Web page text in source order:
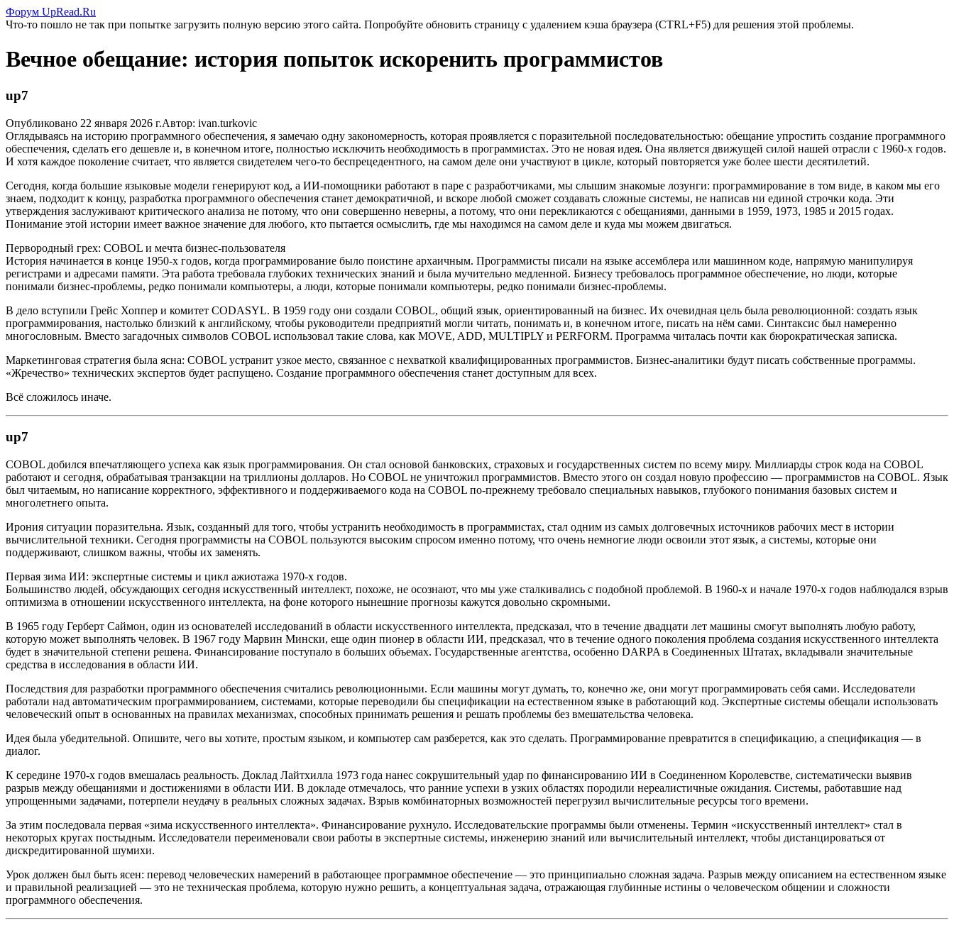
Форум UpRead.Ru
Что-то пошло не так при попытке загрузить полную версию этого сайта. Попробуйте обновить страницу с удалением кэша браузера (CTRL+F5) для решения этой проблемы.
Вечное обещание: история попыток искоренить программистов
up7
Опубликовано 22 января 2026 г.Автор: ivan.turkovic
Оглядываясь на историю программного обеспечения, я замечаю одну закономерность, которая проявляется с поразительной последовательностью: обещание упростить создание программного
обеспечения, сделать его дешевле и, в конечном итоге, полностью исключить необходимость в программистах. Это не новая идея. Она является движущей силой нашей отрасли с 1960-х годов.
И хотя каждое поколение считает, что является свидетелем чего-то беспрецедентного, на самом деле они участвуют в цикле, который повторяется уже более шести десятилетий.
Сегодня, когда большие языковые модели генерируют код, а ИИ-помощники работают в паре с разработчиками, мы слышим знакомые лозунги: программирование в том виде, в каком мы его
знаем, подходит к концу, разработка программного обеспечения станет демократичной, и вскоре любой сможет создавать сложные системы, не написав ни единой строчки кода. Эти
утверждения заслуживают критического анализа не потому, что они совершенно неверны, а потому, что они перекликаются с обещаниями, данными в 1959, 1973, 1985 и 2015 годах.
Понимание этой истории имеет важное значение для любого, кто пытается осмыслить, где мы находимся на самом деле и куда мы можем двигаться.
Первородный грех: COBOL и мечта бизнес-пользователя
История начинается в конце 1950-х годов, когда программирование было поистине архаичным. Программисты писали на языке ассемблера или машинном коде, напрямую манипулируя
регистрами и адресами памяти. Эта работа требовала глубоких технических знаний и была мучительно медленной. Бизнесу требовалось программное обеспечение, но люди, которые
понимали бизнес-проблемы, редко понимали компьютеры, а люди, которые понимали компьютеры, редко понимали бизнес-проблемы.
В дело вступили Грейс Хоппер и комитет CODASYL. В 1959 году они создали COBOL, общий язык, ориентированный на бизнес. Их очевидная цель была революционной: создать язык
программирования, настолько близкий к английскому, чтобы руководители предприятий могли читать, понимать и, в конечном итоге, писать на нём сами. Синтаксис был намеренно
многословным. Вместо загадочных символов COBOL использовал такие слова, как MOVE, ADD, MULTIPLY и PERFORM. Программа читалась почти как бюрократическая записка.
Маркетинговая стратегия была ясна: COBOL устранит узкое место, связанное с нехваткой квалифицированных программистов. Бизнес-аналитики будут писать собственные программы.
«Жречество» технических экспертов будет распущено. Создание программного обеспечения станет доступным для всех.
Всё сложилось иначе.
up7
COBOL добился впечатляющего успеха как язык программирования. Он стал основой банковских, страховых и государственных систем по всему миру. Миллиарды строк кода на COBOL
работают и сегодня, обрабатывая транзакции на триллионы долларов. Но COBOL не уничтожил программистов. Вместо этого он создал новую профессию — программистов на COBOL. Язык
был читаемым, но написание корректного, эффективного и поддерживаемого кода на COBOL по-прежнему требовало специальных навыков, глубокого понимания базовых систем и
многолетнего опыта.
Ирония ситуации поразительна. Язык, созданный для того, чтобы устранить необходимость в программистах, стал одним из самых долговечных источников рабочих мест в истории
вычислительной техники. Сегодня программисты на COBOL пользуются высоким спросом именно потому, что очень немногие люди освоили этот язык, а системы, которые они
поддерживают, слишком важны, чтобы их заменять.
Первая зима ИИ: экспертные системы и цикл ажиотажа 1970-х годов.
Большинство людей, обсуждающих сегодня искусственный интеллект, похоже, не осознают, что мы уже сталкивались с подобной проблемой. В 1960-х и начале 1970-х годов наблюдался взрыв
оптимизма в отношении искусственного интеллекта, на фоне которого нынешние прогнозы кажутся довольно скромными.
В 1965 году Герберт Саймон, один из основателей исследований в области искусственного интеллекта, предсказал, что в течение двадцати лет машины смогут выполнять любую работу,
которую может выполнять человек. В 1967 году Марвин Мински, еще один пионер в области ИИ, предсказал, что в течение одного поколения проблема создания искусственного интеллекта
будет в значительной степени решена. Финансирование поступало в больших объемах. Государственные агентства, особенно DARPA в Соединенных Штатах, вкладывали значительные
средства в исследования в области ИИ.
Последствия для разработки программного обеспечения считались революционными. Если машины могут думать, то, конечно же, они могут программировать себя сами. Исследователи
работали над автоматическим программированием, системами, которые переводили бы спецификации на естественном языке в работающий код. Экспертные системы обещали использовать
человеческий опыт в основанных на правилах механизмах, способных принимать решения и решать проблемы без вмешательства человека.
Идея была убедительной. Опишите, чего вы хотите, простым языком, и компьютер сам разберется, как это сделать. Программирование превратится в спецификацию, а спецификация — в
диалог.
К середине 1970-х годов вмешалась реальность. Доклад Лайтхилла 1973 года нанес сокрушительный удар по финансированию ИИ в Соединенном Королевстве, систематически выявив
разрыв между обещаниями и достижениями в области ИИ. В докладе отмечалось, что ранние успехи в узких областях породили нереалистичные ожидания. Системы, работавшие над
упрощенными задачами, потерпели неудачу в реальных сложных задачах. Взрыв комбинаторных возможностей перегрузил вычислительные ресурсы того времени.
За этим последовала первая «зима искусственного интеллекта». Финансирование рухнуло. Исследовательские программы были отменены. Термин «искусственный интеллект» стал в
некоторых кругах постыдным. Исследователи переименовали свои работы в экспертные системы, инженерию знаний или вычислительный интеллект, чтобы дистанцироваться от
дискредитированной шумихи.
Урок должен был быть ясен: перевод человеческих намерений в работающее программное обеспечение — это принципиально сложная задача. Разрыв между описанием на естественном языке
и правильной реализацией — это не техническая проблема, которую нужно решить, а концептуальная задача, отражающая глубинные истины о человеческом общении и сложности
программного обеспечения.